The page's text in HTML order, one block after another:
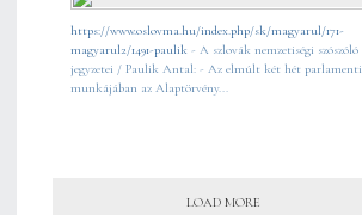
https://www.oslovma.hu/index.php/sk/magyarul/171-
magyarul2/1491-paulik - A szlovák nemzetiségi szószóló
jegyzetei / Paulik Antal: - Az elmúlt két hét parlamenti
munkájában az Alaptörvény...
LOAD MORE